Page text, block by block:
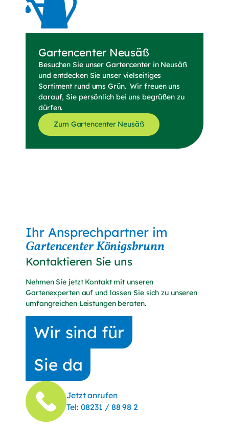
Gartencenter Neusäß
Besuchen Sie unser Gartencenter in Neusäß
und entdecken Sie unser vielseitiges
Sortiment rund ums Grün. Wir freuen uns
darauf, Sie persönlich bei uns begrüßen zu
dürfen.
Zum Gartencenter Neusäß
Ihr Ansprechpartner im
Gartencenter Königsbrunn
Kontaktieren Sie uns
Nehmen Sie jetzt Kontakt mit unseren
Gartenexperten auf und lassen Sie sich zu unseren
umfangreichen Leistungen beraten.
Wir sind für
Sie da
Jetzt anrufen
Tel: 08231 / 88 98 2
(Telefonnummer anrufen)